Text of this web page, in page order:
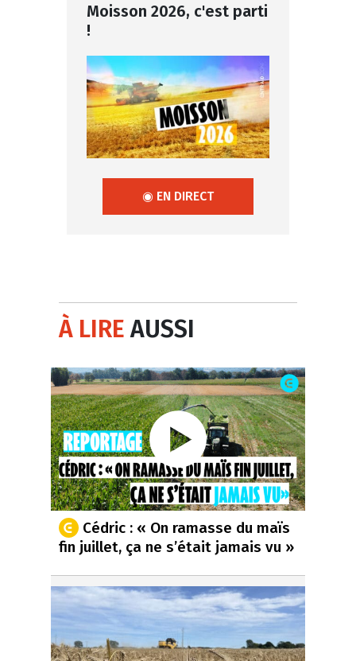
Moisson 2026, c'est parti
!
◉ EN DIRECT
À LIREAUSSI
Cédric : « On ramasse du maïs
fin juillet, ça ne s’était jamais vu »